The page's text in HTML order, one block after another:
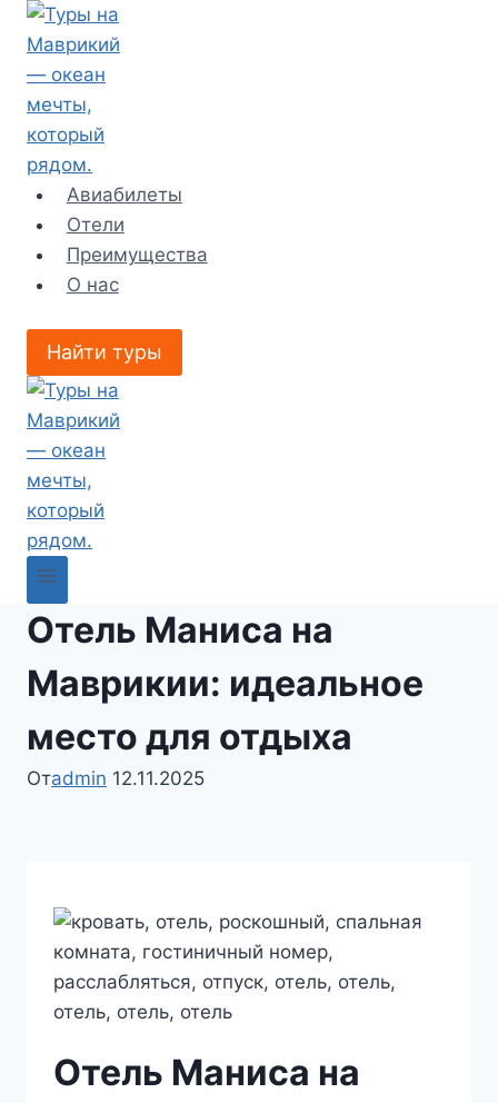
Перейти
содержимому
Авиабилеты
Отели
Преимущества
О нас
Найти туры
Отель Маниса на
Маврикии: идеальное
место для отдыха
Отadmin 12.11.2025
Отель Маниса на